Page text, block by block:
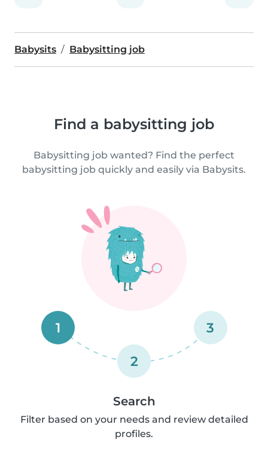
Babysits Babysitting job
Find a babysitting job
Babysitting job wanted? Find the perfect
babysitting job quickly and easily via Babysits.
1
2
3
Search
Filter based on your needs and review detailed
profiles.